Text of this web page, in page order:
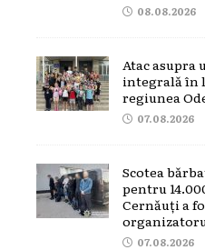
08.08.2026
Atac asupra
integrală în
regiunea
07.08.2026
Scotea
pentru
Cernăuți a
07.08.2026